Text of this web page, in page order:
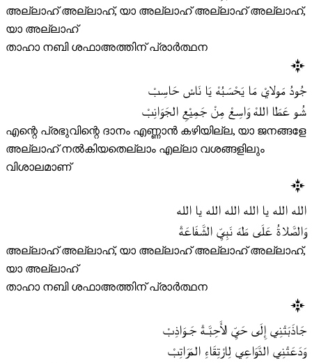
അല്ലാഹ് അല്ലാഹ്, യാ അല്ലാഹ് അല്ലാഹ് അല്ലാഹ്,
യാ അല്ലാഹ്
താഹാ നബി ശഫാഅത്തിന് പ്രാർത്ഥന
جُودُ مَولايْ مَا يَحْسَبُهْ يَا نَاسْ حَاسِبْ
شُو عَطَا اللهْ وَاسِعْ مِنْ جَمِيْعِ الجَوَانِبْ
എന്റെ പ്രഭുവിന്റെ ദാനം എണ്ണാൻ കഴിയില്ല, യാ ജനങ്ങളേ
അല്ലാഹ് നൽകിയതെല്ലാം എല്ലാ വശങ്ങളിലും
വിശാലമാണ്
الله الله يا الله الله الله يا الله
وَالصَّلاةُ عَلَى طَهَ نَبِيِّ الشَّفَاعَةْ
അല്ലാഹ് അല്ലാഹ്, യാ അല്ലാഹ് അല്ലാഹ് അല്ലാഹ്,
യാ അല്ലാഹ്
താഹാ നബി ശഫാഅത്തിന് പ്രാർത്ഥന
جَاذَبَتْنِي إِلَى حَيِّ الأَحِبَّـةْ جَـوَاذِبْ
وَدَعَتْنِي الدَّوَاعِي لِارْتِقَاءِ المَرَاتِبْ